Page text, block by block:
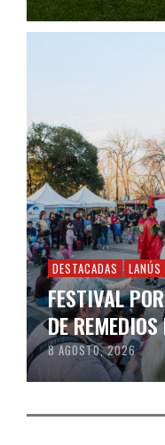
DESTACADAS LANÚS
FESTIVAL
DE
8 AGOSTO, 2026